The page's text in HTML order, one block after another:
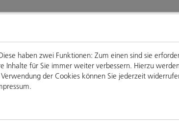
haben zwei Funktionen: Zum einen sind sie
Inhalte für Sie immer weiter verbessern. Hierzu
der Cookies können Sie jederzeit
.